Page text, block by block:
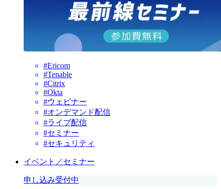
#Ericom
#Tenable
#Citrix
#Okta
#ウェビナー
#オンデマンド配信
#ライブ配信
#セミナー
#セキュリティ
イベント／セミナー
申し込み受付中